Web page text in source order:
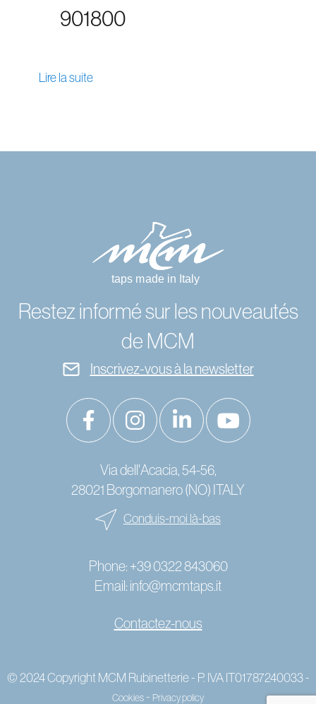
901800
Lire la suite
Restez informé sur les nouveautés
de MCM
Inscrivez-vous à la newsletter
Via dell'Acacia, 54-56,
28021 Borgomanero (NO) ITALY
Conduis-moi là-bas
Phone: +39 0322 843060
Email: info@mcmtaps.it
Contactez-nous
© 2024 Copyright MCM Rubinetterie - P. IVA IT01787240033 -
Cookies- Privacy policy